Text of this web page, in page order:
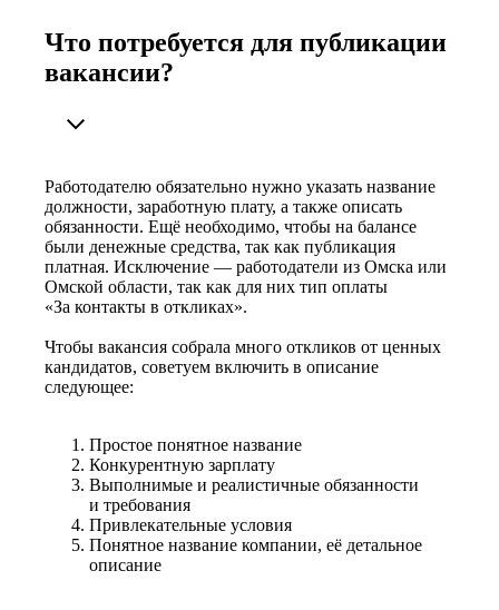
Что потребуется для публикации
вакансии?
Работодателю обязательно нужно указать название
должности, заработную плату, а также описать
обязанности. Ещё необходимо, чтобы на балансе
были денежные средства, так как публикация
платная. Исключение — работодатели из Омска или
Омской области, так как для них тип оплаты
«За контакты в откликах».
Чтобы вакансия собрала много откликов от ценных
кандидатов, советуем включить в описание
следующее:
Простое понятное название
Конкурентную зарплату
Выполнимые и реалистичные обязанности
и требования
Привлекательные условия
Понятное название компании, её детальное
описание